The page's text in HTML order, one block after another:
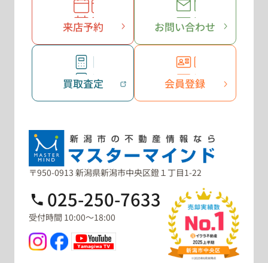
来店予約 お問い合わせ
買取査定 会員登録
〒950-0913 新潟県新潟市中央区鐙１丁目1-22
025-250-7633
受付時間 10:00～18:00